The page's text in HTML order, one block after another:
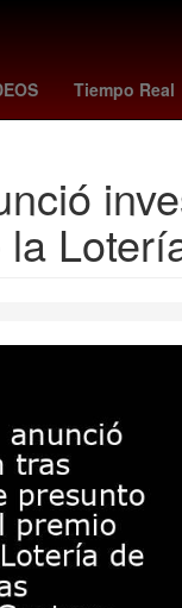
Tiempo Real
meghan